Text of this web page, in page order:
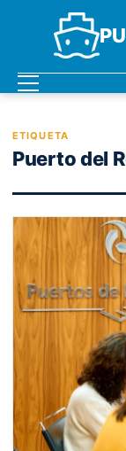
ETIQUETA
Puerto del